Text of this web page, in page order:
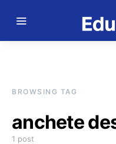
BROWSING TAG
anchete
1 post